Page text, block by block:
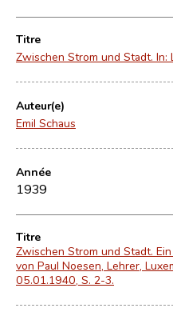
Titre
Zwischen Strom und Stadt.
Auteur(e)
Emil Schaus
Année
1939
Titre
Zwischen Strom und Stadt.
von Paul Noesen, Lehrer,
05.01.1940, S. 2-3.